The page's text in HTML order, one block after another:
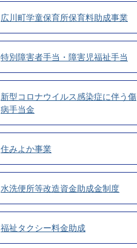
広川町学童保育所保育料助成事業
特別障害者手当・障害児福祉手当
新型コロナウイルス感染症に伴う傷
病手当金
住みよか事業
水洗便所等改造資金助成金制度
福祉タクシー料金助成